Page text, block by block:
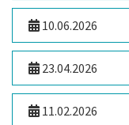
10.06.2026
23.04.2026
11.02.2026